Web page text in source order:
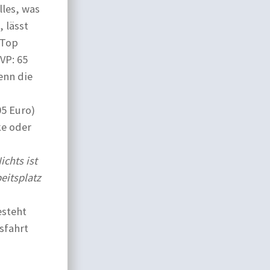
was
lässt
65
die
Euro)
oder
ist